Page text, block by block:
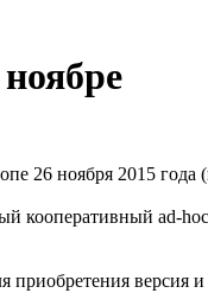
26 ноября 2015
кооперативный ad-
приобретения версия